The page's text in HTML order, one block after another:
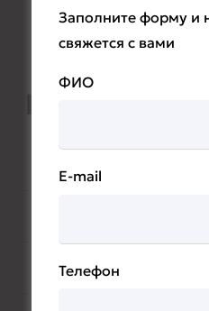
инновациями
Подробная
Обязанности участника
Заполните форму и
свяжется с вами
ФИО
E-mail
Телефон